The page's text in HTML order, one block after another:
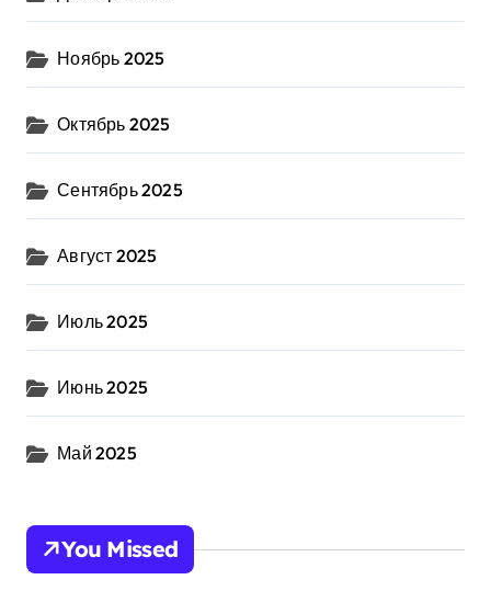
Ноябрь 2025
Октябрь 2025
Сентябрь 2025
Август 2025
Июль 2025
Июнь 2025
Май 2025
You Missed